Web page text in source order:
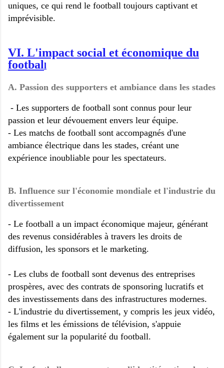
uniques, ce qui rend le football toujours captivant et
imprévisible.
VI. L'impact social et économique du
football
A. Passion des supporters et ambiance dans les stades
- Les supporters de football sont connus pour leur
passion et leur dévouement envers leur équipe.
- Les matchs de football sont accompagnés d'une
ambiance électrique dans les stades, créant une
expérience inoubliable pour les spectateurs.
B. Influence sur l'économie mondiale et l'industrie du
divertissement
- Le football a un impact économique majeur, générant
des revenus considérables à travers les droits de
diffusion, les sponsors et le marketing.
- Les clubs de football sont devenus des entreprises
prospères, avec des contrats de sponsoring lucratifs et
des investissements dans des infrastructures modernes.
- L'industrie du divertissement, y compris les jeux vidéo,
les films et les émissions de télévision, s'appuie
également sur la popularité du football.